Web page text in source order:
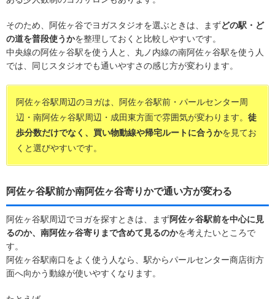
そのため、阿佐ヶ谷でヨガスタジオを選ぶときは、まずどの駅・ど
の道を普段使うかを整理しておくと比較しやすいです。
中央線の阿佐ヶ谷駅を使う人と、丸ノ内線の南阿佐ヶ谷駅を使う人
では、同じスタジオでも通いやすさの感じ方が変わります。
阿佐ヶ谷駅周辺のヨガは、阿佐ヶ谷駅前・パールセンター周
辺・南阿佐ヶ谷駅周辺・成田東方面で雰囲気が変わります。 徒
歩分数だけでなく、買い物動線や帰宅ルートに合うかを見てお
くと選びやすいです。
阿佐ヶ谷駅前か南阿佐ヶ谷寄りかで通い方が変わる
阿佐ヶ谷駅周辺でヨガを探すときは、まず阿佐ヶ谷駅前を中心に見
るのか、南阿佐ヶ谷寄りまで含めて見るのかを考えたいところで
す。
阿佐ヶ谷駅南口をよく使う人なら、駅からパールセンター商店街方
面へ向かう動線が使いやすくなります。